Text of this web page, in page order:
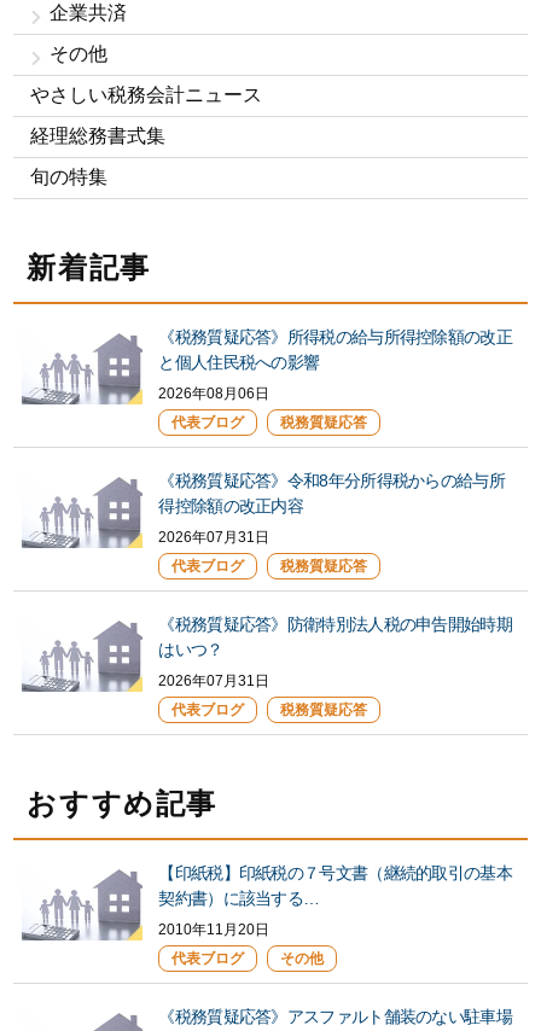
企業共済
その他
やさしい税務会計ニュース
経理総務書式集
旬の特集
新着記事
《税務質疑応答》所得税の給与所得控除額の改正
と個人住民税への影響
2026年08月06日
代表ブログ
税務質疑応答
《税務質疑応答》令和8年分所得税からの給与所
得控除額の改正内容
2026年07月31日
代表ブログ
税務質疑応答
《税務質疑応答》防衛特別法人税の申告開始時期
はいつ？
2026年07月31日
代表ブログ
税務質疑応答
おすすめ記事
【印紙税】印紙税の７号文書（継続的取引の基本
契約書）に該当する…
2010年11月20日
代表ブログ
その他
《税務質疑応答》アスファルト舗装のない駐車場